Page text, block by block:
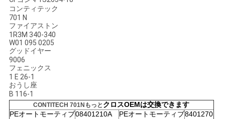
な
さ
い
地
図
コンティテック
701 N
ファイアストン
1R3M 340-340
W01 095 0205
グッドイヤー
9006
フェニックス
1 E 26-1
おうし座
B 116-1
CONTITECH 701Nもっと クロスOEMは交換できます
PEオートモーティブ08401210A PEオートモーティブ8401270